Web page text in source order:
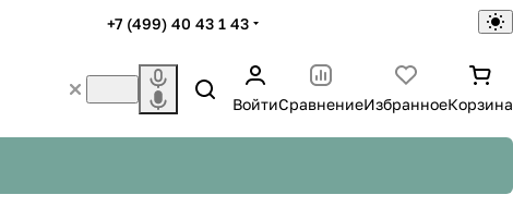
+7 (499) 40 43 1 43
ВойтиСравнениеИзбранноеКорзина